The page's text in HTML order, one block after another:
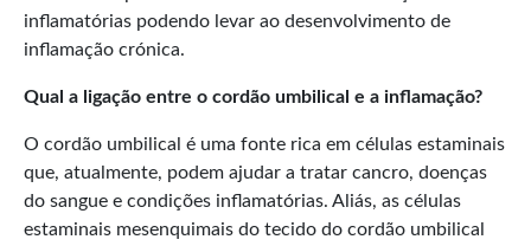
inflamatórias podendo levar ao desenvolvimento de
inflamação crónica.
Qual a ligação entre o cordão umbilical e a inflamação?
O cordão umbilical é uma fonte rica em células estaminais
que, atualmente, podem ajudar a tratar cancro, doenças
do sangue e condições inflamatórias. Aliás, as células
estaminais mesenquimais do tecido do cordão umbilical